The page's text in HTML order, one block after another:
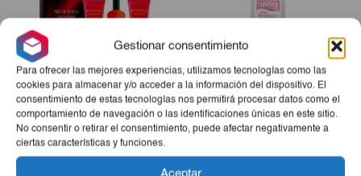
Gestionar consentimiento
Para ofrecer las mejores experiencias, utilizamos tecnologías como las
cookies para almacenar y/o acceder a la información del dispositivo. El
consentimiento de estas tecnologías nos permitirá procesar datos como el
comportamiento de navegación o las identificaciones únicas en este sitio.
No consentir o retirar el consentimiento, puede afectar negativamente a
ciertas características y funciones.
Aceptar
Estuche Aire De Sevilla
Chica Bonita (Perfume +
Gel + Crema)
€25,00
Gel De Ducha Rosa
Mosqueta IE 750ml
€3,15